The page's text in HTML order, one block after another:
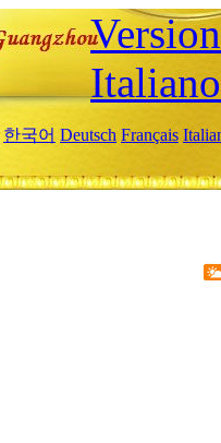
Italiano
한국어 Deutsch Français